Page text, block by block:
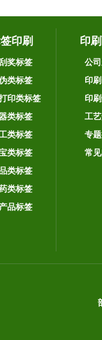
印刷
奖标签
类标签
印类标签
类标签
类标签
类标签
类标签
类标签
品标签
印
公
印
印
工
专
常